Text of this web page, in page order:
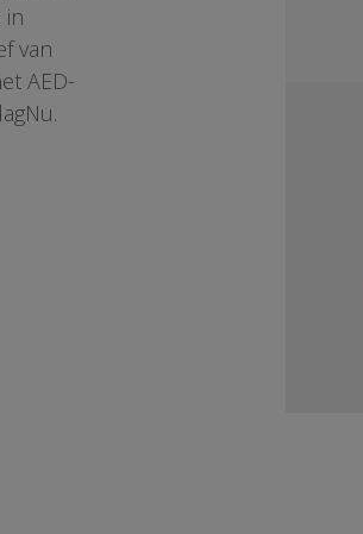
in
van
AED-